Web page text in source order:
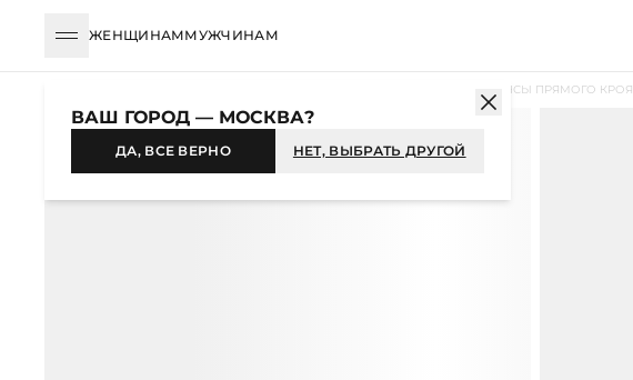
ЖЕНЩИНАММУЖЧИНАМ
ДЖИНСЫ ПРЯМОГО КРОЯ
ВАШ ГОРОД — МОСКВА?
ДА, ВСЕ ВЕРНО НЕТ, ВЫБРАТЬ ДРУГОЙ